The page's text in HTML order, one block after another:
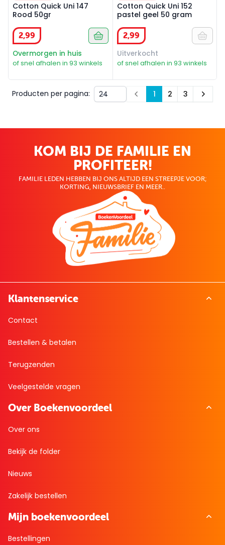
Cotton Quick Uni 147
Rood 50gr
2,99
Overmorgen in huis
of snel afhalen in 93 winkels
Cotton Quick Uni 152
pastel geel 50 gram
2,99
Uitverkocht
of snel afhalen in 93 winkels
Producten per pagina: Prev 1 2 3 Next
KOM BIJ DE FAMILIE EN
PROFITEER!
FAMILIE LEDEN HEBBEN BIJ ONS ALTIJD EEN STREEPJE VOOR;
KORTING, NIEUWSBRIEF EN MEER..
Klantenservice
Contact
Bestellen & betalen
Terugzenden
Veelgestelde vragen
Over Boekenvoordeel
Over ons
Bekijk de folder
Nieuws
Zakelijk bestellen
Mijn boekenvoordeel
Bestellingen